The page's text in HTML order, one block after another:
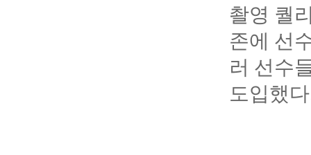
촬영 퀄
존에 선
러 선수
도입했